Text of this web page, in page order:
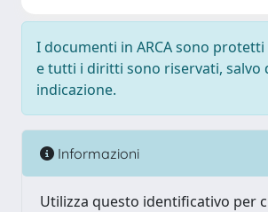
I documenti in ARCA sono
e tutti i diritti sono riservati, salvo
indicazione.
Informazioni
Utilizza questo identificativo per